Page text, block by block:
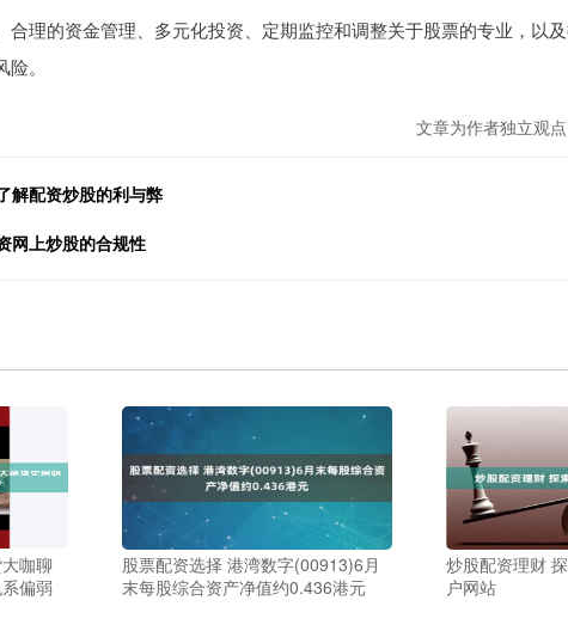
合理的资金管理、多元化投资、定期监控和调整关于股票的专业，以
。
文章为作者独立观
解配资炒股的利与弊
网上炒股的合规性
咖聊
偏弱
股票配资选择 港湾数字(00913)6月
末每股综合资产净值约0.436港元
炒股配资理财
户网站